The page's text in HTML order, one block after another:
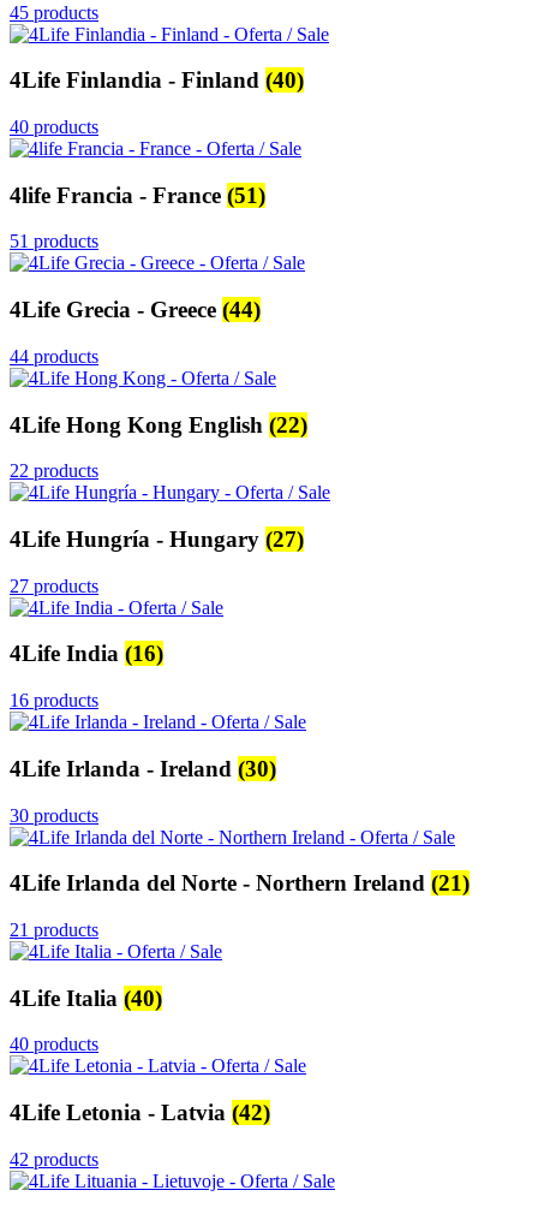
45 products
4Life Finlandia - Finland (40)
40 products
4life Francia - France (51)
51 products
4Life Grecia - Greece (44)
44 products
4Life Hong Kong English (22)
22 products
4Life Hungría - Hungary (27)
27 products
4Life India (16)
16 products
4Life Irlanda - Ireland (30)
30 products
4Life Irlanda del Norte - Northern Ireland (21)
21 products
4Life Italia (40)
40 products
4Life Letonia - Latvia (42)
42 products